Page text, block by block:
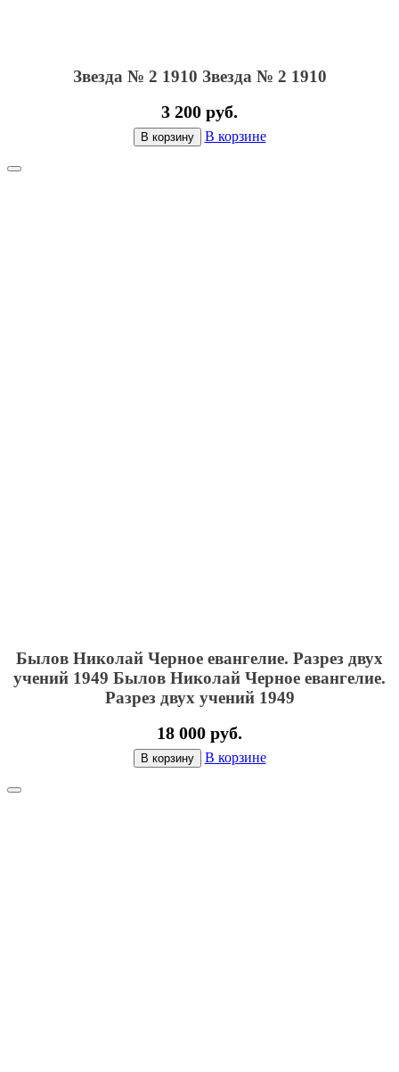
Звезда № 2 1910 Звезда № 2 1910
3 200 руб.
В корзину В корзине
Былов Николай Черное евангелие. Разрез двух
учений 1949 Былов Николай Черное евангелие.
Разрез двух учений 1949
18 000 руб.
В корзину В корзине